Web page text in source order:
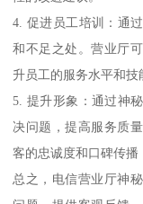
4. 促进员工培训：通
和不足之处。营业厅
升员工的服务水平和技
5. 提升形象：通过神
决问题，提高服务质
客的忠诚度和口碑传播
总之，电信营业厅神